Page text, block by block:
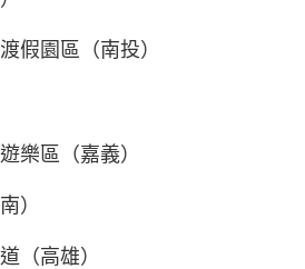
假園區（南投）
樂區（嘉義）
）
（高雄）